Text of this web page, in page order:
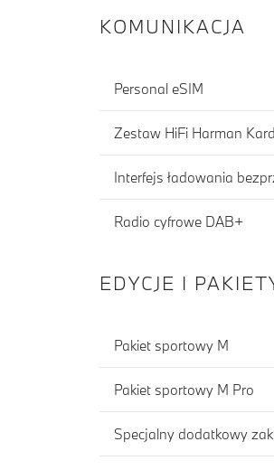
KOMUNIKACJA
Personal eSIM
Zestaw HiFi Harman
Interfejs ładowania
Radio cyfrowe DAB+
EDYCJE I
Pakiet sportowy M
Pakiet sportowy M Pro
Specjalny dodatkowy